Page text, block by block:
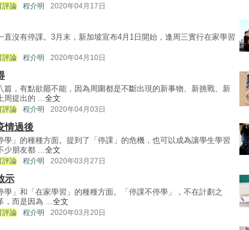
評論 程介明 2020年04月17日
直沒有停課。3月末，新加坡宣布4月1日開始，逢周三實行在家學習
評論 程介明 2020年04月10日
篇，有點欲罷不能，因為周圍都是不斷出現的新事物、新挑戰、新
周提出的 ...全文
評論 程介明 2020年04月03日
情過後
學」的種種方面。提到了「停課」的危機，也可以成為讓學生學習
少朋友都 ...全文
評論 程介明 2020年03月27日
示
學」和「在家學習」的種種方面。「停課不停學」，不在計劃之
，而是因為 ...全文
評論 程介明 2020年03月20日